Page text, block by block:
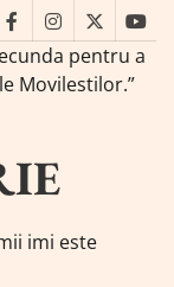
facebookinstagram
twitter
pentru a
Movilestilor.”
imi este